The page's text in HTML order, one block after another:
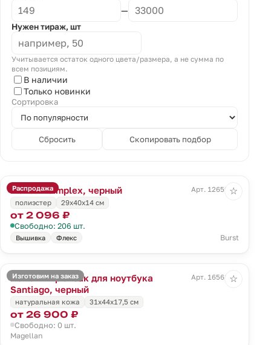
—
Нужен тираж, шт
Учитывается остаток одного цвета/размера, а не сумма по
всем позициям.
В наличии
Только новинки
Сортировка
Сбросить Скопировать подбор
Распродажа
Рюкзак Simplex, черный
Арт. 12659.30
полиэстер
29х40х14 см
от 2 096 ₽
Свободно: 206 шт.
Вышивка Флекс Burst
☆
Изготовим на заказ
Кожаный рюкзак для ноутбука
Santiago, черный
Арт. 16568.30
натуральная кожа 31х44х17,5 см
от 26 900 ₽
Свободно: 0 шт.
Magellan
☆